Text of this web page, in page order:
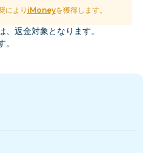
により iMoneyを獲得します。
返金対象となります。